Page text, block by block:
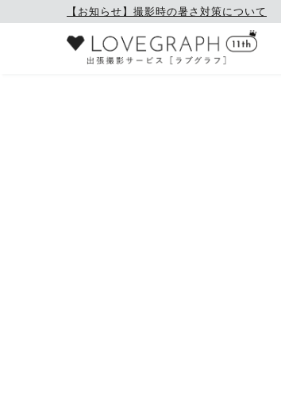
【お知らせ】撮影時の暑さ対策について